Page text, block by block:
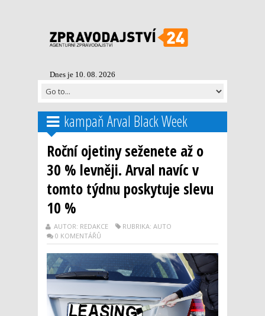
Dnes je 10. 08. 2026
kampaň Arval Black Week
Roční ojetiny seženete až o
30 % levněji. Arval navíc v
tomto týdnu poskytuje slevu
10 %
AUTOR: REDAKCE
RUBRIKA: AUTO
0 KOMENTÁŘŮ